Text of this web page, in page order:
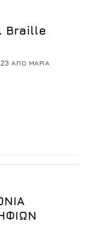
Braille
ΑΠΟ ΜΑΡΙΑ